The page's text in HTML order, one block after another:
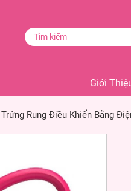
Giới
Trứng Rung Điều Khiển Bằng